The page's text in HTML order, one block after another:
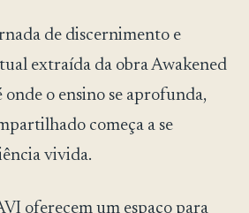
de discernimento e
extraída da obra Awakened
onde o ensino se aprofunda,
começa a se
vivida.
oferecem um espaço para